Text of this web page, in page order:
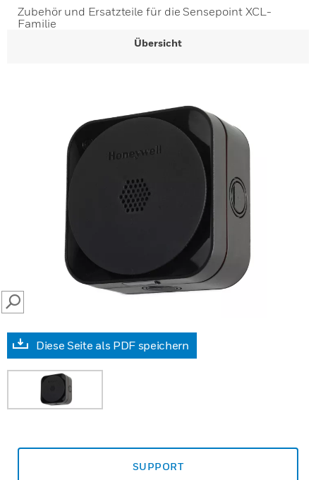
Zubehör und Ersatzteile für die Sensepoint XCL-
Familie
Übersicht
SEARCH
Diese Seite als PDF speichern
SUPPORT